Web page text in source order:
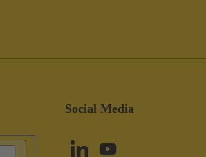
Social Media